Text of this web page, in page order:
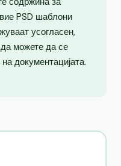
PSD шаблони
усогласен,
можете да се
документацијата.